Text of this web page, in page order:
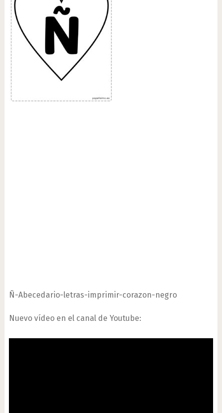
Ñ-Abecedario-letras-imprimir-corazon-negro
Nuevo vídeo en el canal de Youtube: